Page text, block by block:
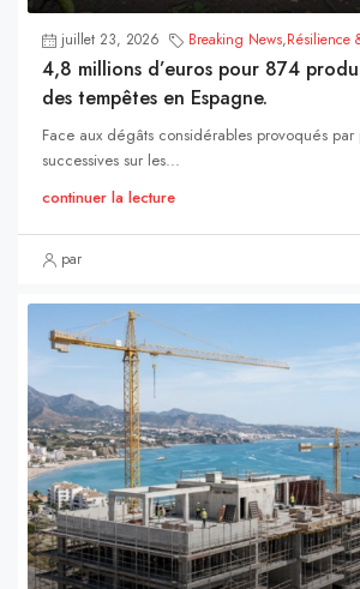
juillet 23, 2026 Breaking News,Résilience
4,8 millions d’euros pour 874
des tempêtes en Espagne.
Face aux dégâts considérables provoqués par
successives sur les...
continuer la lecture
par